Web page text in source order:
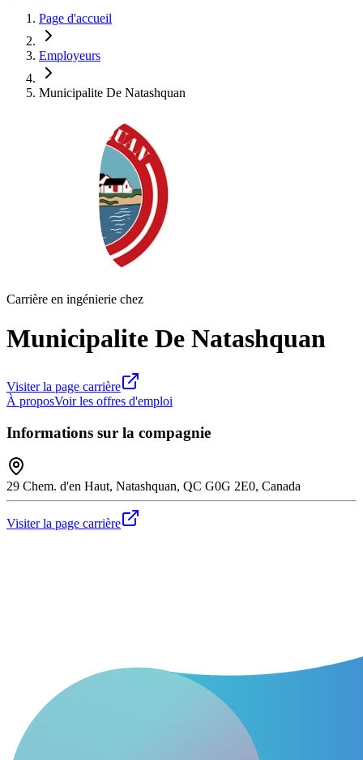
Page d'accueil
Employeurs
Municipalite De Natashquan
Carrière en ingénierie chez
Municipalite De Natashquan
Visiter la page carrière
À proposVoir les offres d'emploi
Informations sur la compagnie
29 Chem. d'en Haut, Natashquan, QC G0G 2E0, Canada
Visiter la page carrière